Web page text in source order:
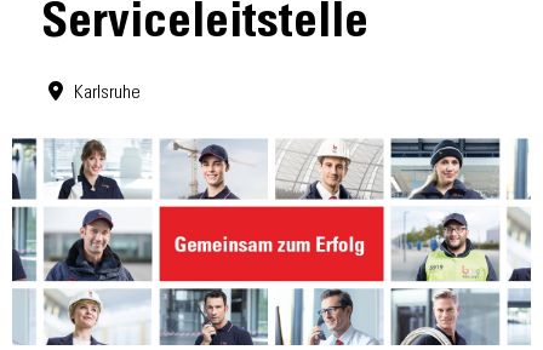
Serviceleitstelle
Karlsruhe